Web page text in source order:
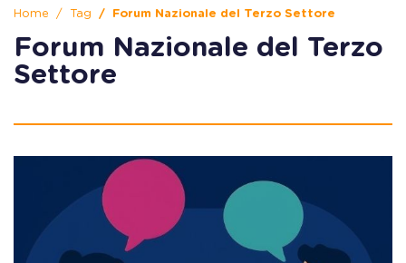
Home Tag Forum Nazionale del Terzo Settore
Forum Nazionale del Terzo
Settore